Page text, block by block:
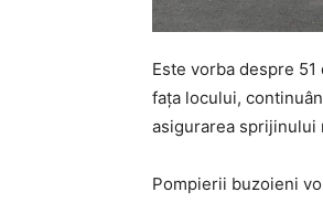
Este vorba despre
fața locului,
asigurarea sprijinului
Pompierii buzoieni